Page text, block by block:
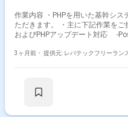
作業内容 ・PHPを用いた基幹シ
ただきます。 ・主に下記作業を
およびPHPアップデート対応 -
3ヶ月前・ 提供元: レバテックフリーラン